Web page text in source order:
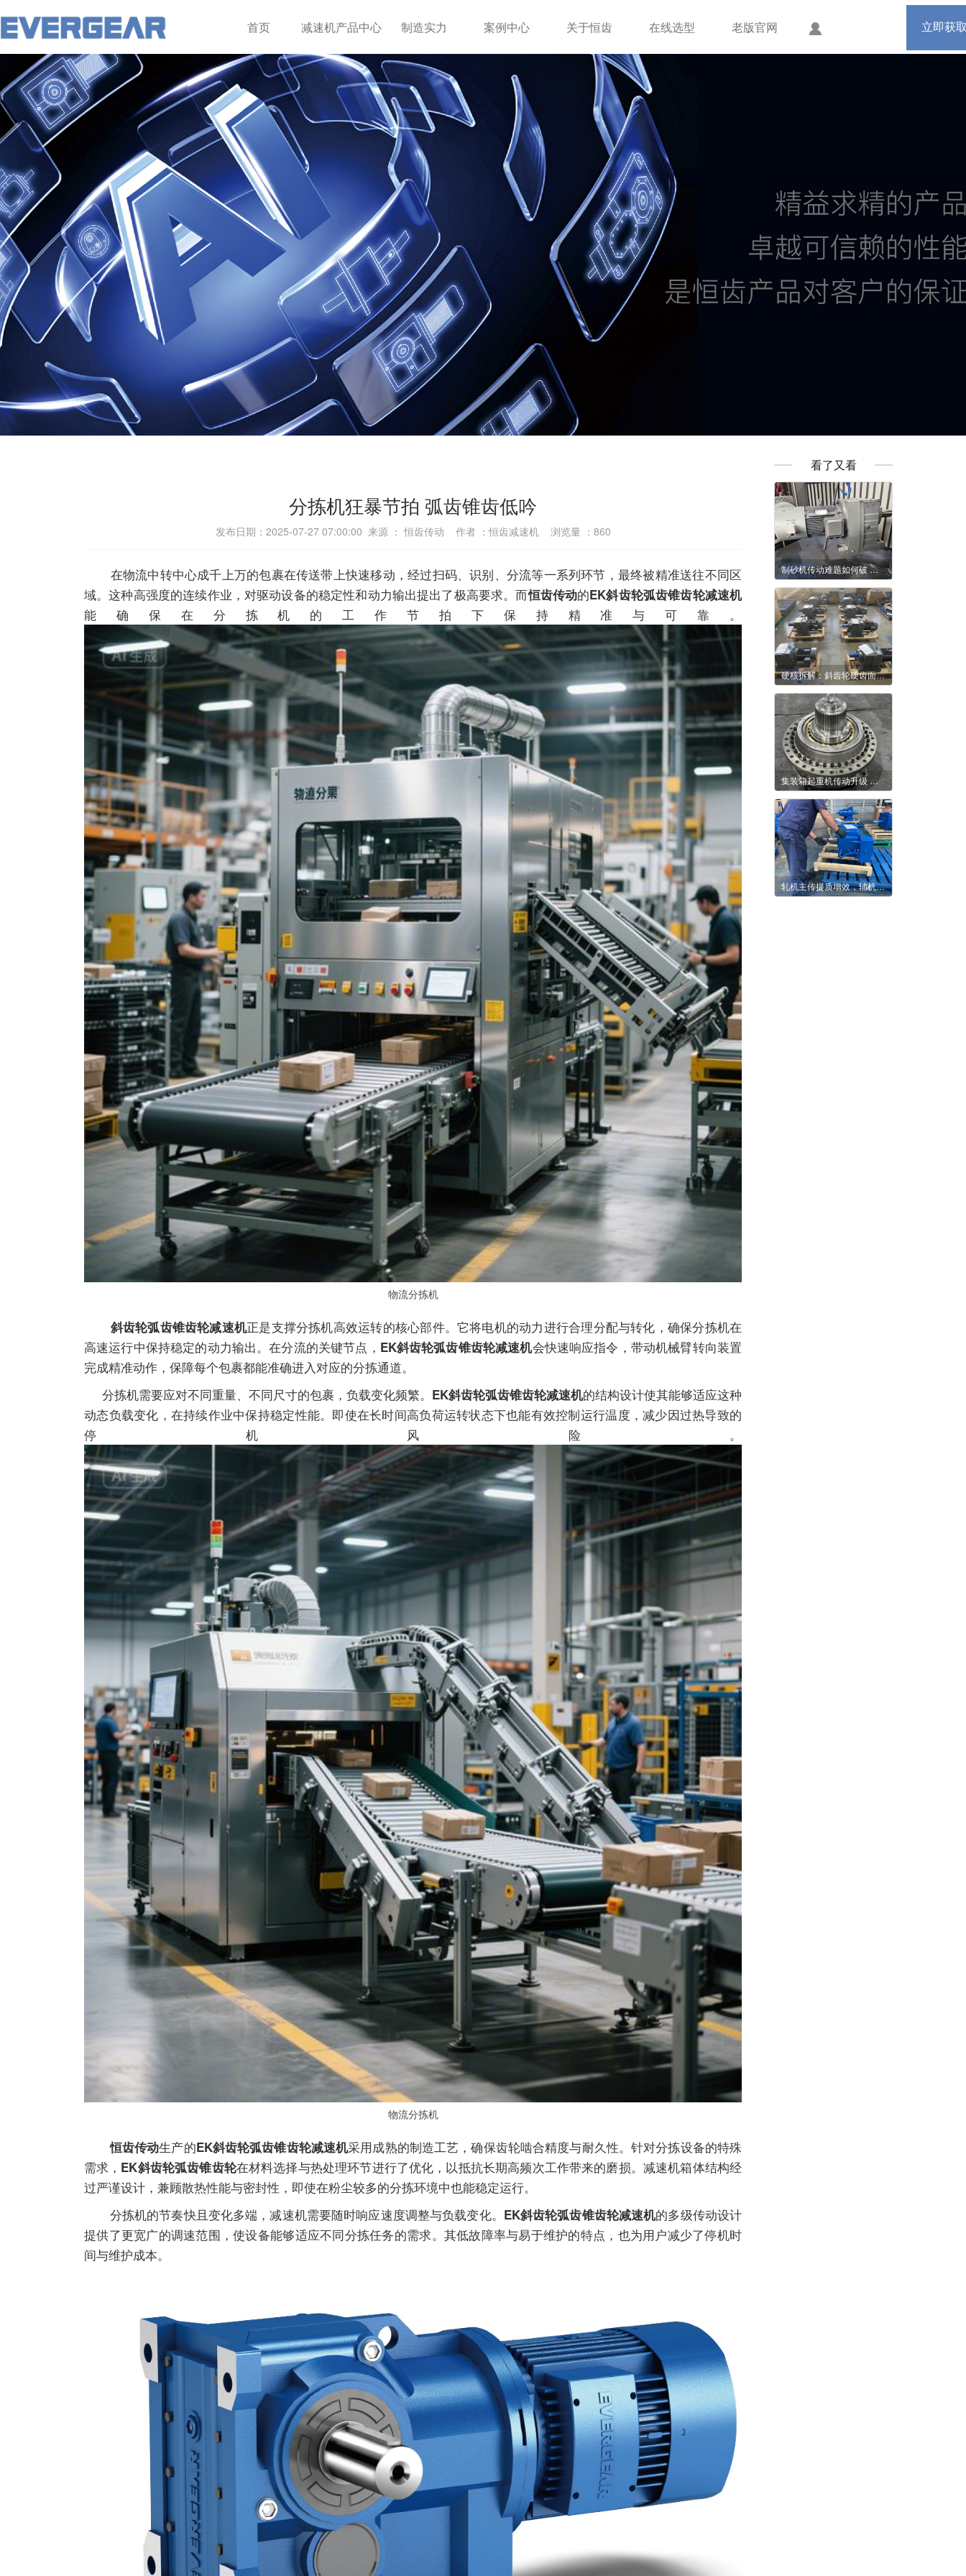
首页
减速机产品中心 制造实力 案例中心 关于恒齿 在线选型 老版官网 立即获
分拣机狂暴节拍 弧齿锥齿低吟
发布日期：2025-07-27 07:00:00 来源 ： 恒齿传动 作者 ：恒齿减速机 浏览量 ： 860
在物流中转中心成千上万的包裹在传送带上快速移动，经过扫码、识别、分流等一系列环节，最终被精准送往不同区
域。这种高强度的连续作业，对驱动设备的稳定性和动力输出提出了极高要求。而恒齿传动的EK斜齿轮弧齿锥齿轮减速机
能确保在分拣机的工作节拍下保持精准与可靠。
物流分拣机
斜齿轮弧齿锥齿轮减速机正是支撑分拣机高效运转的核心部件。它将电机的动力进行合理分配与转化，确保分拣机在
高速运行中保持稳定的动力输出。在分流的关键节点， EK斜齿轮弧齿锥齿轮减速机会快速响应指令，带动机械臂转向装置
完成精准动作，保障每个包裹都能准确进入对应的分拣通道。
分拣机需要应对不同重量、不同尺寸的包裹，负载变化频繁。 EK斜齿轮弧齿锥齿轮减速机的结构设计使其能够适应这种
动态负载变化，在持续作业中保持稳定性能。即使在长时间高负荷运转状态下也能有效控制运行温度，减少因过热导致的
停机风险。
物流分拣机
恒齿传动生产的EK斜齿轮弧齿锥齿轮减速机采用成熟的制造工艺，确保齿轮啮合精度与耐久性。针对分拣设备的特殊
需求， EK斜齿轮弧齿锥齿轮在材料选择与热处理环节进行了优化，以抵抗长期高频次工作带来的磨损。 减速机箱体结构经
过严谨设计，兼顾散热性能与密封性，即使在粉尘较多的分拣环境中也能稳定运行。
分拣机的节奏快且变化多端，减速机需要随时响应速度调整与负载变化。 EK斜齿轮弧齿锥齿轮减速机的多级传动设计
提供了更宽广的调速范围，使设备能够适应不同分拣任务的需求。其低故障率与易于维护的特点，也为用户减少了停机时
间与维护成本。
看了又看
制砂机传动难题如何破 减速机给出实用答案
硬核拆解：斜齿轮硬齿面如何驯服重型滚筒输送机巨兽
集装箱起重机传动升级 减速机带来哪些改变
轧机主传提质增效，辅机传动升级关键在此